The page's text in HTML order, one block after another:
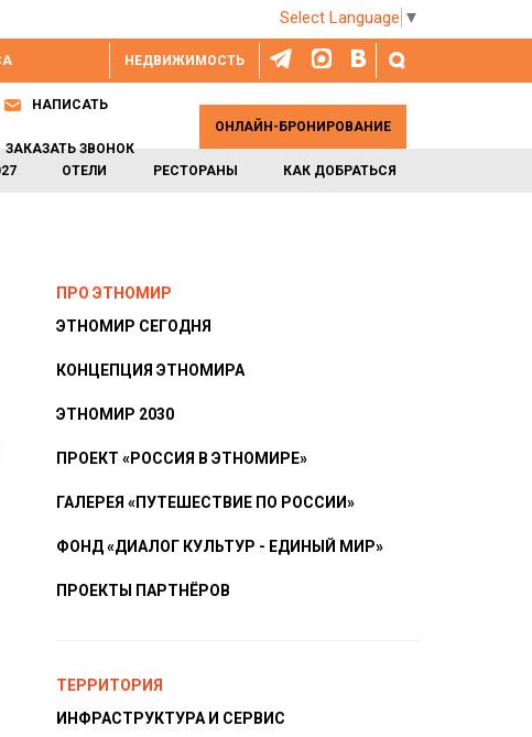
Select Language ▼
НЕДВИЖИМОСТЬ
ОТЕЛИ РЕСТОРАНЫ КАК ДОБРАТЬСЯ
НАПИСАТЬ
ЗАКАЗАТЬ ЗВОНОК
ОНЛАЙН-БРОНИРОВАНИЕ
ПРО ЭТНОМИР
ЭТНОМИР СЕГОДНЯ
КОНЦЕПЦИЯ ЭТНОМИРА
ЭТНОМИР 2030
ПРОЕКТ «РОССИЯ В ЭТНОМИРЕ»
ГАЛЕРЕЯ «ПУТЕШЕСТВИЕ ПО РОССИИ»
ФОНД «ДИАЛОГ КУЛЬТУР - ЕДИНЫЙ МИР»
ПРОЕКТЫ ПАРТНЁРОВ
ТЕРРИТОРИЯ
ИНФРАСТРУКТУРА И СЕРВИС